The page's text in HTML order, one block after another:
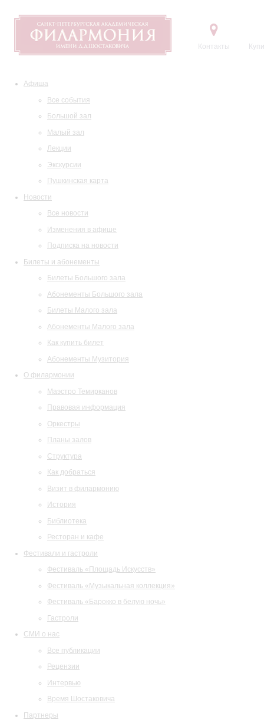
Контакты
Афиша
Все события
Большой зал
Малый зал
Лекции
Экскурсии
Пушкинская карта
Новости
Все новости
Изменения в афише
Подписка на новости
Билеты и абонементы
Билеты Большого зала
Абонементы Большого зала
Билеты Малого зала
Абонементы Малого зала
Как купить билет
Абонементы Музитория
О филармонии
Маэстро Темирканов
Правовая информация
Оркестры
Планы залов
Структура
Как добраться
Визит в филармонию
История
Библиотека
Ресторан и кафе
Фестивали и гастроли
Фестиваль «Площадь Искусств»
Фестиваль «Музыкальная коллекция»
Фестиваль «Барокко в белую ночь»
Гастроли
СМИ о нас
Все публикации
Рецензии
Интервью
Время Шостаковича
Партнеры